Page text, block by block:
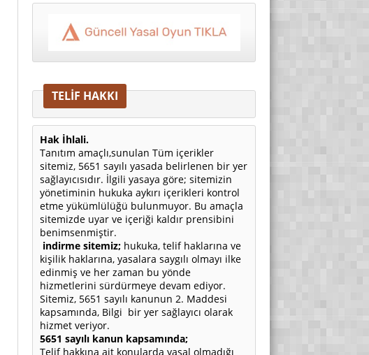
TELİF HAKKI
Hak İhlali.
Tanıtım amaçlı,sunulan Tüm içerikler
sitemiz, 5651 sayılı yasada belirlenen bir yer
sağlayıcısıdır. İlgili yasaya göre; sitemizin
yönetiminin hukuka aykırı içerikleri kontrol
etme yükümlülüğü bulunmuyor. Bu amaçla
sitemizde uyar ve içeriği kaldır prensibini
benimsenmiştir.
indirme sitemiz; hukuka, telif haklarına ve
kişilik haklarına, yasalara saygılı olmayı ilke
edinmiş ve her zaman bu yönde
hizmetlerini sürdürmeye devam ediyor.
Sitemiz, 5651 sayılı kanunun 2. Maddesi
kapsamında, Bilgi bir yer sağlayıcı olarak
hizmet veriyor.
5651 sayılı kanun kapsamında;
Telif hakkına ait konularda yasal olmadığı